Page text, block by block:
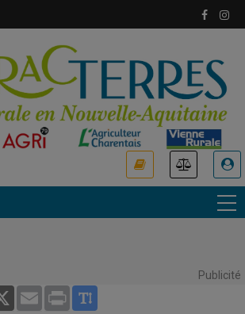
Publicité
X Email Print